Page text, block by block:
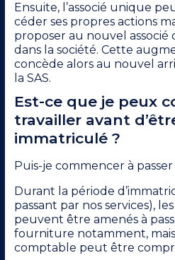
Ensuite, l’associé unique
céder ses propres actions
proposer au nouvel
dans la société. Cette
concède alors au nouvel
la SAS.
Est-ce que je peux
travailler avant
immatriculé ?
Puis-je commencer à
Durant la période
passant par nos services), les
peuvent être amenés à
fourniture notamment,
comptable peut être